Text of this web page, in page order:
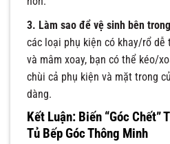
3. Làm sao để vệ sinh bên
các loại phụ kiện có khay/rổ dễ
và mâm xoay, bạn có thể kéo/
chùi cả phụ kiện và mặt trong
dàng.
Kết Luận: Biến “Góc Chết”
Tủ Bếp Góc Thông Minh